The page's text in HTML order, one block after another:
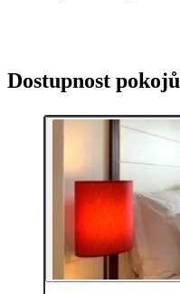
Dostupnost pokojů